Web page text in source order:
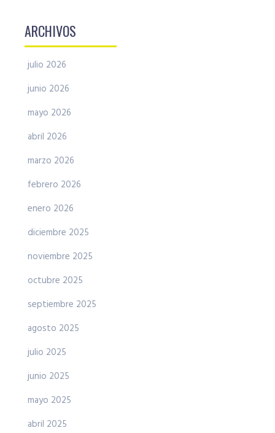
ARCHIVOS
julio 2026
junio 2026
mayo 2026
abril 2026
marzo 2026
febrero 2026
enero 2026
diciembre 2025
noviembre 2025
octubre 2025
septiembre 2025
agosto 2025
julio 2025
junio 2025
mayo 2025
abril 2025